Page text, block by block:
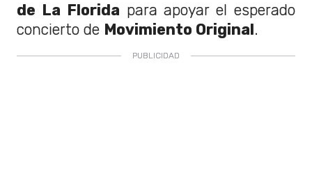
de La Florida para apoyar el esperado
concierto de Movimiento Original.